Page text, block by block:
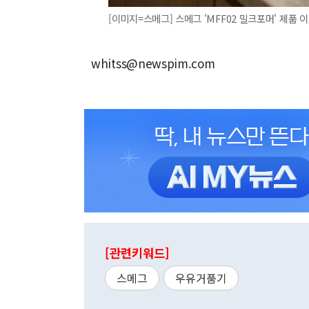
[이미지=스메그] 스메그 'MFF02 밀크포머' 제품
whitss@newspim.com
[관련키워드]
스메그 우유거품기